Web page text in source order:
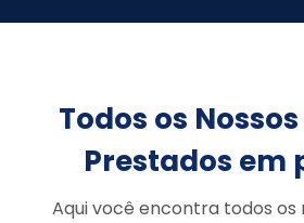
Todos os
Prestados em
Aqui você encontra todos os